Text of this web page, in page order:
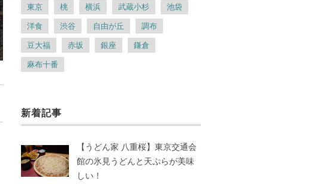
東京 桃 横浜 武蔵小杉 池袋
洋食 渋谷 自由が丘 調布
豆大福 赤坂 銀座 鎌倉
麻布十番
新着記事
【うどん家 八重桜】東京交通会
館の氷見うどんと天ぷらが美味
しい！